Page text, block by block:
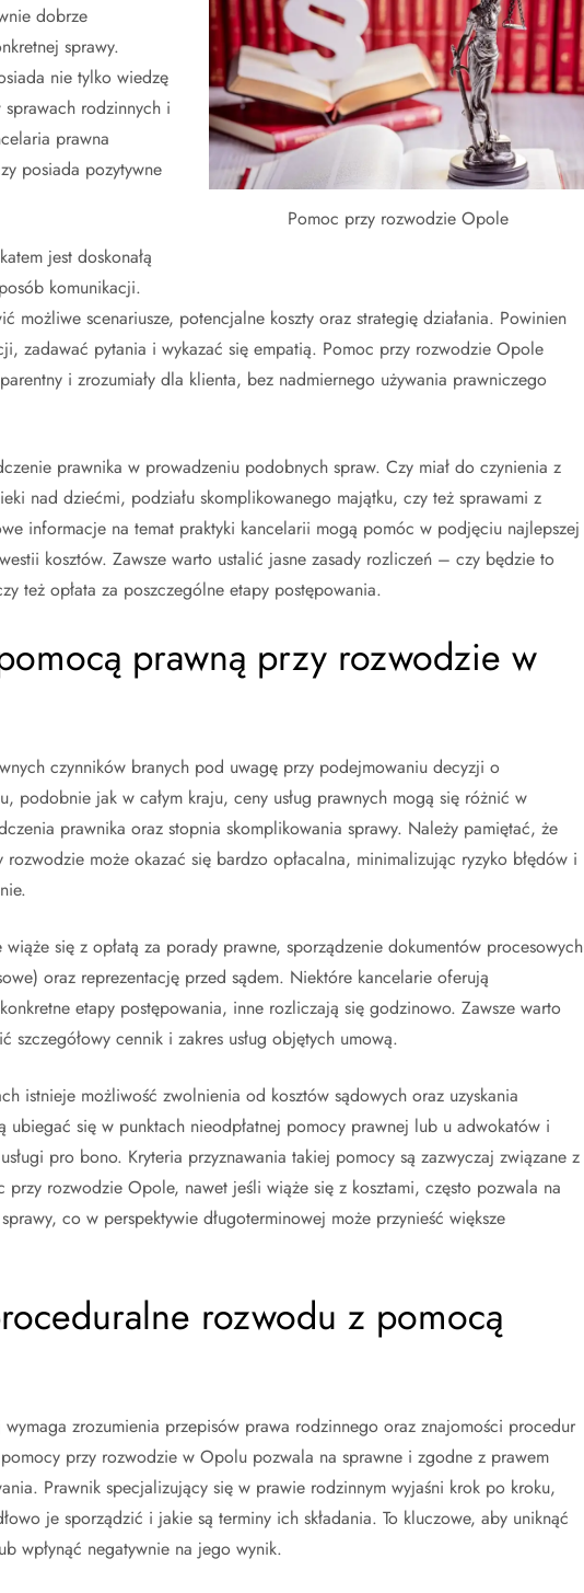
Pomoc przy rozwodzie Opole
dobrze
sprawy.
nie tylko wiedzę
rodzinnych i
prawna
posiada pozytywne
jest doskonałą
komunikacji.
możliwe scenariusze, potencjalne koszty oraz strategię działania. Powinien
zadawać pytania i wykazać się empatią. Pomoc przy rozwodzie Opole
i zrozumiały dla klienta, bez nadmiernego używania prawniczego
prawnika w prowadzeniu podobnych spraw. Czy miał do czynienia z
nad dziećmi, podziału skomplikowanego majątku, czy też sprawami z
informacje na temat praktyki kancelarii mogą pomóc w podjęciu najlepszej
kosztów. Zawsze warto ustalić jasne zasady rozliczeń – czy będzie to
też opłata za poszczególne etapy postępowania.
prawną przy rozwodzie w
czynników branych pod uwagę przy podejmowaniu decyzji o
podobnie jak w całym kraju, ceny usług prawnych mogą się różnić w
prawnika oraz stopnia skomplikowania sprawy. Należy pamiętać, że
może okazać się bardzo opłacalna, minimalizując ryzyko błędów i
się z opłatą za porady prawne, sporządzenie dokumentów procesowych
oraz reprezentację przed sądem. Niektóre kancelarie oferują
etapy postępowania, inne rozliczają się godzinowo. Zawsze warto
szczegółowy cennik i zakres usług objętych umową.
istnieje możliwość zwolnienia od kosztów sądowych oraz uzyskania
ubiegać się w punktach nieodpłatnej pomocy prawnej lub u adwokatów i
pro bono. Kryteria przyznawania takiej pomocy są zazwyczaj związane z
rozwodzie Opole, nawet jeśli wiąże się z kosztami, często pozwala na
co w perspektywie długoterminowej może przynieść większe
rozwodu z pomocą
zrozumienia przepisów prawa rodzinnego oraz znajomości procedur
przy rozwodzie w Opolu pozwala na sprawne i zgodne z prawem
Prawnik specjalizujący się w prawie rodzinnym wyjaśni krok po kroku,
je sporządzić i jakie są terminy ich składania. To kluczowe, aby uniknąć
wpłynąć negatywnie na jego wynik.